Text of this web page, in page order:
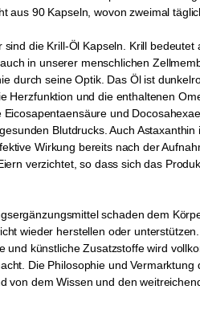
90 Kapseln, wovon zweimal
die Krill-Öl Kapseln. Krill
in unserer menschlichen
durch seine Optik. Das Öl ist
Herzfunktion und die enthaltenen
und
Blutdrucks. Auch
Wirkung bereits nach der
verzichtet, so dass sich das
schaden dem
wieder herstellen oder
künstliche Zusatzstoffe wird
Die Philosophie und
dem Wissen und den